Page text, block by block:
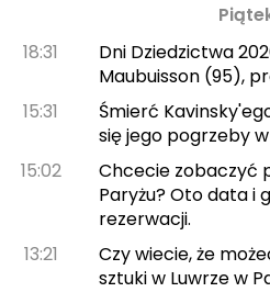
18:31
Dni Dziedzictwa
Maubuisson (95),
15:31
Śmierć
się jego pogrzeby
15:02
Chcecie zobaczyć
Paryżu? Oto data i
rezerwacji.
13:21
Czy wiecie, że
sztuki w Luwrze w